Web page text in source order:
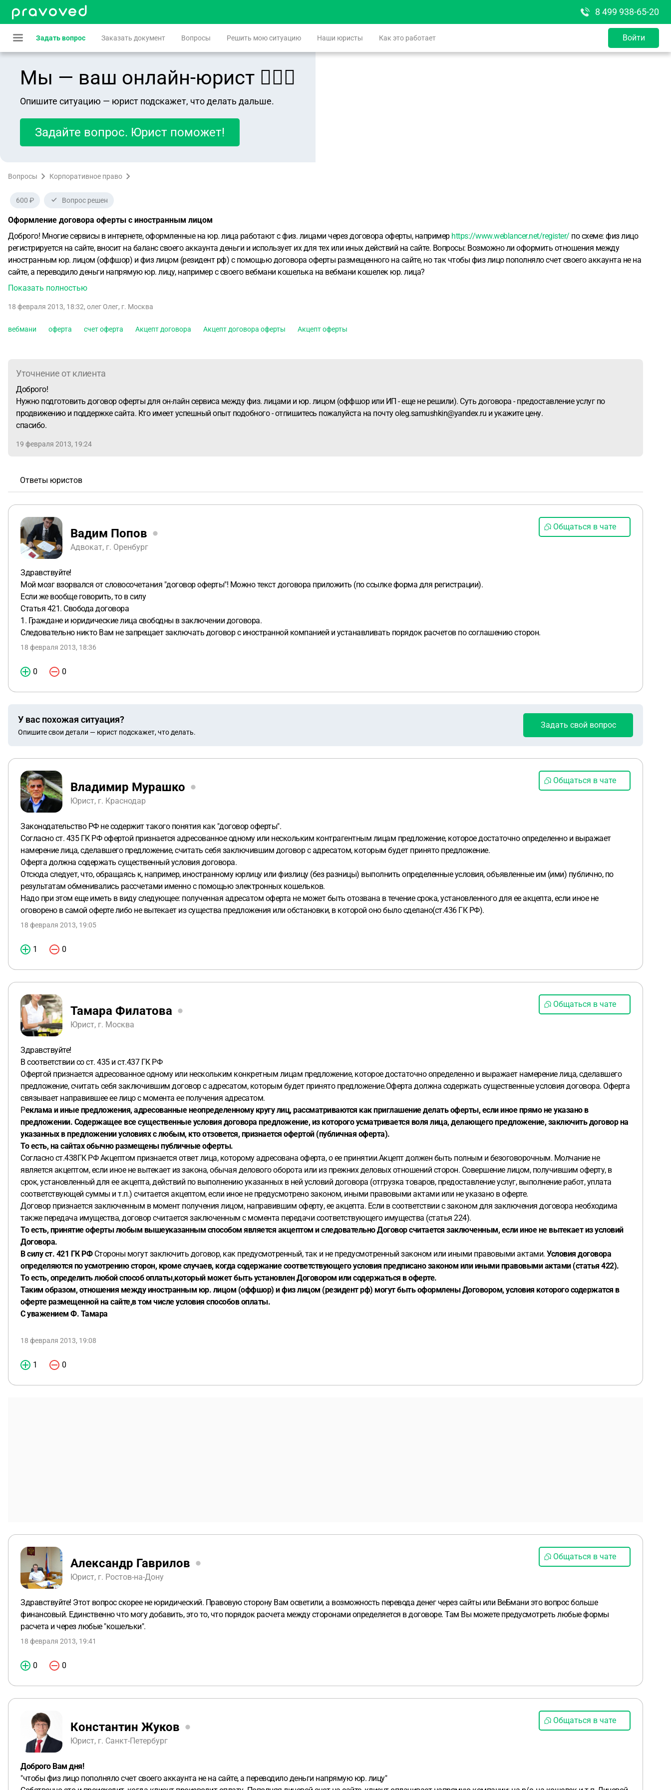
8 499 938-65-20
Задать вопрос Заказать документ Вопросы Решить мою ситуацию Наши юристы Как это работает Войти
Мы — ваш онлайн-юрист 👨🏻‍⚖️
Опишите ситуацию — юрист подскажет, что делать дальше.
Задайте вопрос. Юрист поможет!
Вопросы Корпоративное право
600 ₽ Вопрос решен
Оформление договора оферты с иностранным лицом
Доброго! Многие сервисы в интернете, оформленные на юр. лица работают с физ. лицами через договора оферты, например https://www.weblancer.net/register/ по схеме: физ лицо
регистрируется на сайте, вносит на баланс своего аккаунта деньги и использует их для тех или иных действий на сайте. Вопросы: Возможно ли оформить отношения между
иностранным юр. лицом (оффшор) и физ лицом (резидент рф) с помощью договора оферты размещенного на сайте, но так чтобы физ лицо пополняло счет своего аккаунта не на
сайте, а переводило деньги напрямую юр. лицу, например с своего вебмани кошелька на вебмани кошелек юр. лица?
Показать полностью
18 февраля 2013, 18:32, олег Олег, г. Москва
вебмани оферта счет оферта Акцепт договора Акцепт договора оферты Акцепт оферты
Уточнение от клиента
Доброго!
Нужно подготовить договор оферты для он-лайн сервиса между физ. лицами и юр. лицом (оффшор или ИП - еще не решили). Суть договора - предоставление услуг по
продвижению и поддержке сайта. Кто имеет успешный опыт подобного - отпишитесь пожалуйста на почту oleg.samushkin@yandex.ru и укажите цену.
спасибо.
19 февраля 2013, 19:24
Ответы юристов
Вадим Попов
Адвокат, г. Оренбург
Общаться в чате
Здравствуйте!
Мой мозг взорвался от словосочетания "договор оферты"! Можно текст договора приложить (по ссылке форма для регистрации).
Если же вообще говорить, то в силу
Статья 421. Свобода договора
1. Граждане и юридические лица свободны в заключении договора.
Следовательно никто Вам не запрещает заключать договор с иностранной компанией и устанавливать порядок расчетов по соглашению сторон.
18 февраля 2013, 18:36
0 0
У вас похожая ситуация?
Опишите свои детали — юрист подскажет, что делать.
Задать свой вопрос
Владимир Мурашко
Юрист, г. Краснодар
Общаться в чате
Законодательство РФ не содержит такого понятия как "договор оферты".
Согласно ст. 435 ГК РФ офертой признается адресованное одному или нескольким контрагентным лицам предложение, которое достаточно определенно и выражает
намерение лица, сделавшего предложение, считать себя заключившим договор с адресатом, которым будет принято предложение.
Оферта должна содержать существенный условия договора.
Отсюда следует, что, обращаясь к, например, иностранному юрлицу или физлицу (без разницы) выполнить определенные условия, объявленные им (ими) публично, по
результатам обменивались рассчетами именно с помощью электронных кошельков.
Надо при этом еще иметь в виду следующее: полученная адресатом оферта не может быть отозвана в течение срока, установленного для ее акцепта, если иное не
оговорено в самой оферте либо не вытекает из существа предложения или обстановки, в которой оно было сделано(ст.436 ГК РФ).
18 февраля 2013, 19:05
1 0
Тамара Филатова
Юрист, г. Москва
Общаться в чате
Здравствуйте!
В соответствии со ст. 435 и ст.437 ГК РФ
Офертой признается адресованное одному или нескольким конкретным лицам предложение, которое достаточно определенно и выражает намерение лица, сделавшего
предложение, считать себя заключившим договор с адресатом, которым будет принято предложение.Оферта должна содержать существенные условия договора. Оферта
связывает направившее ее лицо с момента ее получения адресатом.
Реклама и иные предложения, адресованные неопределенному кругу лиц, рассматриваются как приглашение делать оферты, если иное прямо не указано в
предложении. Содержащее все существенные условия договора предложение, из которого усматривается воля лица, делающего предложение, заключить договор на
указанных в предложении условиях с любым, кто отзовется, признается офертой (публичная оферта).
То есть, на сайтах обычно размещены публичные оферты.
Согласно ст.438ГК РФ Акцептом признается ответ лица, которому адресована оферта, о ее принятии.Акцепт должен быть полным и безоговорочным. Молчание не
является акцептом, если иное не вытекает из закона, обычая делового оборота или из прежних деловых отношений сторон. Совершение лицом, получившим оферту, в
срок, установленный для ее акцепта, действий по выполнению указанных в ней условий договора (отгрузка товаров, предоставление услуг, выполнение работ, уплата
соответствующей суммы и т.п.) считается акцептом, если иное не предусмотрено законом, иными правовыми актами или не указано в оферте.
Договор признается заключенным в момент получения лицом, направившим оферту, ее акцепта. Если в соответствии с законом для заключения договора необходима
также передача имущества, договор считается заключенным с момента передачи соответствующего имущества (статья 224).
То есть, принятие оферты любым вышеуказанным способом является акцептом и следовательно Договор считается заключенным, если иное не вытекает из условий
Договора.
В силу ст. 421 ГК РФ Стороны могут заключить договор, как предусмотренный, так и не предусмотренный законом или иными правовыми актами. Условия договора
определяются по усмотрению сторон, кроме случаев, когда содержание соответствующего условия предписано законом или иными правовыми актами (статья 422).
То есть, определить любой способ оплаты,который может быть установлен Договором или содержаться в оферте.
Таким образом, отношения между иностранным юр. лицом (оффшор) и физ лицом (резидент рф) могут быть оформлены Договором, условия которого содержатся в
оферте размещенной на сайте,в том числе условия способов оплаты.
С уважением Ф. Тамара
18 февраля 2013, 19:08
1 0
Александр Гаврилов
Юрист, г. Ростов-на-Дону
Общаться в чате
Здравствуйте! Этот вопрос скорее не юридический. Правовую сторону Вам осветили, а возможность перевода денег через сайты или ВеБмани это вопрос больше
финансовый. Единственно что могу добавить, это то, что порядок расчета между сторонами определяется в договоре. Там Вы можете предусмотреть любые формы
расчета и через любые "кошельки".
18 февраля 2013, 19:41
0 0
Константин Жуков
Юрист, г. Санкт-Петербург
Общаться в чате
Доброго Вам дня!
"чтобы физ лицо пополняло счет своего аккаунта не на сайте, а переводило деньги напрямую юр. лицу"